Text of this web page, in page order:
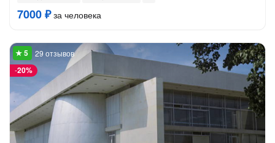
7000 ₽за человека
-20%
29 отзывов